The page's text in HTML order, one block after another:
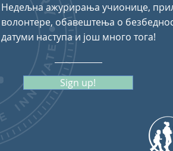
Недељна ажурирања учионице,
волонтере, обавештења о
датуми наступа и још много тога!
Sign up!